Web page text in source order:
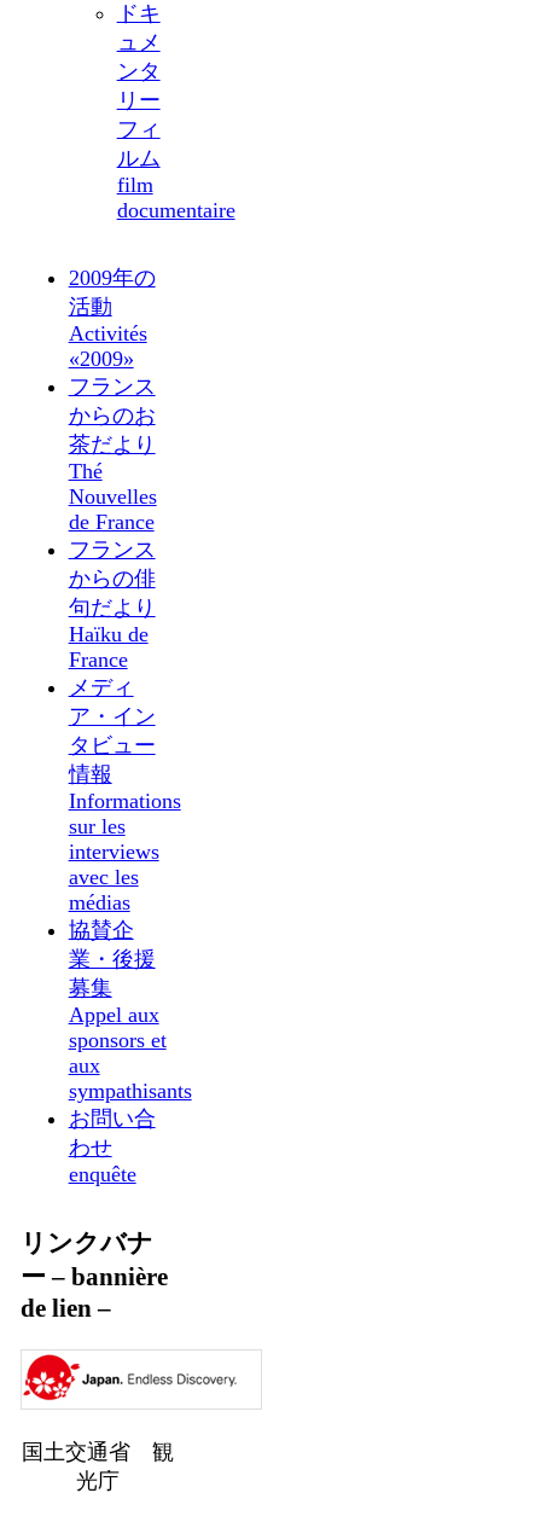
ドキ
ュメ
ンタ
リー
フィ
ルム
film
documentaire
2009年の
活動
Activités
«2009»
フランス
からのお
茶だより
Thé
Nouvelles
de France
フランス
からの俳
句だより
Haïku de
France
メディ
ア・イン
タビュー
情報
Informations
sur les
interviews
avec les
médias
協賛企
業・後援
募集
Appel aux
sponsors et
aux
sympathisants
お問い合
わせ
enquête
リンクバナ
ー – bannière
de lien –
国土交通省 観
光庁